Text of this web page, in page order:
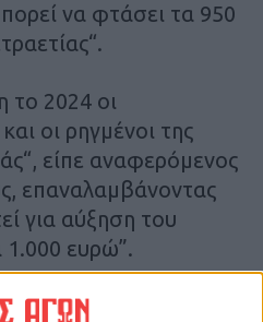
να φτάσει τα 950
το 2024 οι
οι ρηγμένοι της
είπε αναφερόμενος
επαναλαμβάνοντας
για αύξηση του
ευρώ”.
περαιτέρω μειώσεις